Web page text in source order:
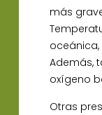
más
Además,
oxígeno
Otras